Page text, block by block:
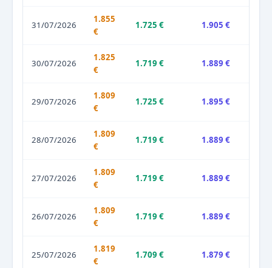
31/07/2026
1.855
€
1.725 € 1.905 €
30/07/2026
1.825
€
1.719 € 1.889 €
29/07/2026
1.809
€
1.725 € 1.895 €
28/07/2026
1.809
€
1.719 € 1.889 €
27/07/2026
1.809
€
1.719 € 1.889 €
26/07/2026
1.809
€
1.719 € 1.889 €
25/07/2026
1.819
€
1.709 € 1.879 €